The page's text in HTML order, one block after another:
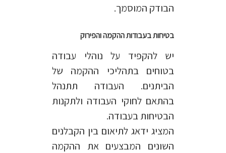
הבודק המוסמך.
בטיחות בעבודות ההקמה והפירוק
יש להקפיד על נוהלי עבודה
בטוחים בתהליכי ההקמה של
הביתנים. העבודה תתנהל
בהתאם לחוקי העבודה ולתקנות
הבטיחות בעבודה.
המציג ידאג לתיאום בין הקבלנים
השונים המבצעים את ההקמה